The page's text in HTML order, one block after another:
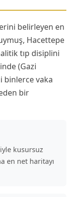
belirleyen en
Hacettepe
tıp disiplini
(Gazi
binlerce vaka
bir
kusursuz
en net haritayı